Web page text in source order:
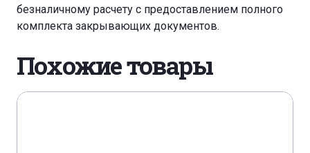
безналичному расчету с предоставлением полного
комплекта закрывающих документов.
Похожие товары